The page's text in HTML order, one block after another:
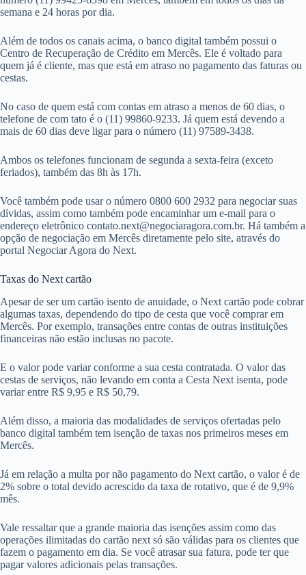
semana e 24 horas por dia.
Além de todos os canais acima, o banco digital também possui o
Centro de Recuperação de Crédito em Mercês. Ele é voltado para
quem já é cliente, mas que está em atraso no pagamento das faturas ou
cestas.
No caso de quem está com contas em atraso a menos de 60 dias, o
telefone de com tato é o (11) 99860-9233. Já quem está devendo a
mais de 60 dias deve ligar para o número (11) 97589-3438.
Ambos os telefones funcionam de segunda a sexta-feira (exceto
feriados), também das 8h às 17h.
Você também pode usar o número 0800 600 2932 para negociar suas
dívidas, assim como também pode encaminhar um e-mail para o
endereço eletrônico contato.next@negociaragora.com.br. Há também a
opção de negociação em Mercês diretamente pelo site, através do
portal Negociar Agora do Next.
Taxas do Next cartão
Apesar de ser um cartão isento de anuidade, o Next cartão pode cobrar
algumas taxas, dependendo do tipo de cesta que você comprar em
Mercês. Por exemplo, transações entre contas de outras instituições
financeiras não estão inclusas no pacote.
E o valor pode variar conforme a sua cesta contratada. O valor das
cestas de serviços, não levando em conta a Cesta Next isenta, pode
variar entre R$ 9,95 e R$ 50,79.
Além disso, a maioria das modalidades de serviços ofertadas pelo
banco digital também tem isenção de taxas nos primeiros meses em
Mercês.
Já em relação a multa por não pagamento do Next cartão, o valor é de
2% sobre o total devido acrescido da taxa de rotativo, que é de 9,9%
mês.
Vale ressaltar que a grande maioria das isenções assim como das
operações ilimitadas do cartão next só são válidas para os clientes que
fazem o pagamento em dia. Se você atrasar sua fatura, pode ter que
pagar valores adicionais pelas transações.